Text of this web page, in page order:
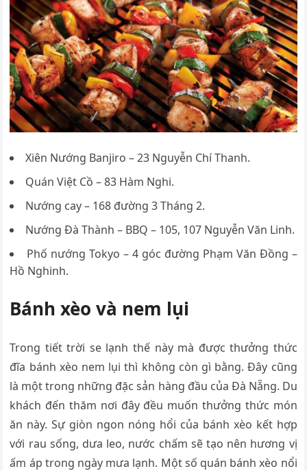
Xiên Nướng Banjiro – 23 Nguyễn Chí Thanh.
Quán Việt Cồ – 83 Hàm Nghi.
Nướng cay – 168 đường 3 Tháng 2.
Nướng Đà Thành – BBQ – 105, 107 Nguyễn Văn Linh.
Phố nướng Tokyo – 4 góc đường Phạm Văn Đồng –
Hồ Nghinh.
Bánh xèo và nem lụi
Trong tiết trời se lạnh thế này mà được thưởng thức
đĩa bánh xèo nem lụi thì không còn gì bằng. Đây cũng
là một trong những đặc sản hàng đầu của Đà Nẵng. Du
khách đến thăm nơi đây đều muốn thưởng thức món
ăn này. Sự giòn ngon nóng hổi của bánh xèo kết hợp
với rau sống, dưa leo, nước chấm sẽ tạo nên hương vị
ấm áp trong ngày mưa lạnh. Một số quán bánh xèo nổi